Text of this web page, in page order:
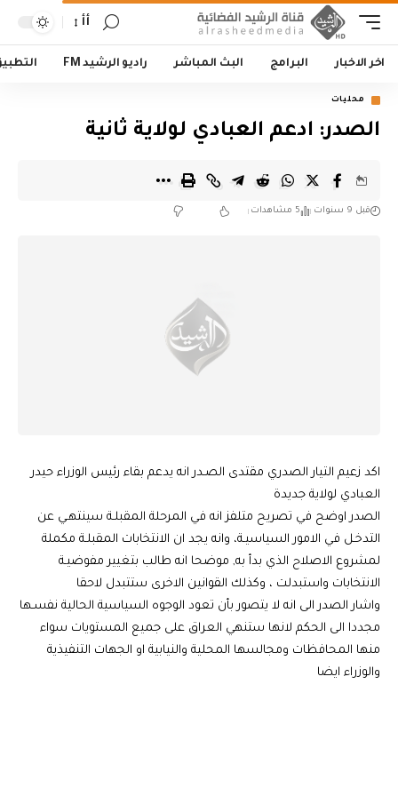
أأ
اخر الاخبار البرامج البث المباشر راديو الرشيد FM
محليات
الصدر: ادعم العبادي لولاية ثانية
قبل 9 سنوات 5 مشاهدات
اكد زعيم التيار الصدري مقتدى الصـدر انه يدعم بقاء رئيس الوزراء حيدر
العبادي لولاية جديدة
الصدر اوضح في تصريح متلفز انه في المرحلة المقبلـة سينتهـي عن
التدخـل في الامور السياسيـة، وانه يجد ان الانتخابات المقبلـة مكملة
لمشروع الاصلاح الذي بدأ به, موضحا انه طالب بتغيير مفوضيـة
الانتخابات واستبدلت ، وكذلك القوانين الاخرى ستتبدل لاحقا
واشار الصدر الى انه لا يتصور بأن تعود الوجوه السياسية الحالية نفسـها
مجددا الى الحكم لانها ستنهي العراق على جميع المستويات سواء
منها المحافظات ومجالسها المحلية والنيابية او الجهات التنفيذية
والوزراء ايضا